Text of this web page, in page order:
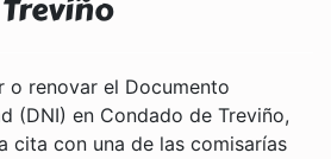
o renovar el Documento
(DNI) en Condado de Treviño,
cita con una de las comisarías